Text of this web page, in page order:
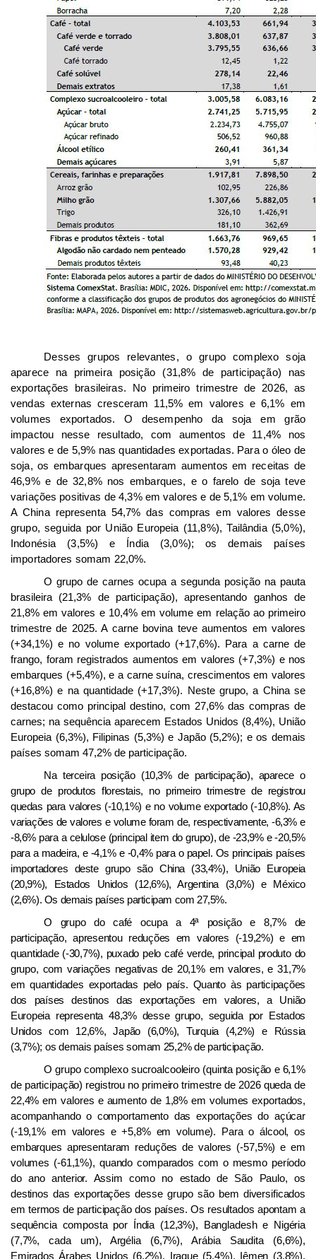
Desses grupos relevantes, o grupocomplexo soja
aparece na primeira posição (31,8% de participação) nas
exportações brasileiras. No primeiro trimestre de 2026, as
vendas externas cresceram 11,5% em valores e 6,1% em
volumes exportados. O desempenho da soja em grão
impactou nesse resultado, com aumentos de 11,4% nos
valores e de 5,9% nas quantidades exportadas. Para o óleo de
soja, os embarques apresentaram aumentos em receitas de
46,9% e de 32,8% nos embarques, eo farelo de soja teve
variações positivas de 4,3% em valores e de 5,1% em volume.
A China representa 54,7% das compras em valores desse
grupo, seguida por União Europeia (11,8%), Tailândia (5,0%),
Indonésia (3,5%) e Índia (3,0%); os demais países
importadores somam 22,0%.
O grupo de carnes ocupa a segunda posição na pauta
brasileira (21,3% de participação), apresentando ganhos de
21,8% em valores e 10,4% em volume em relação ao primeiro
trimestre de 2025.A carne bovina teve aumentos em valores
(+34,1%) e no volume exportado (+17,6%). Para a carne de
frango, foram registrados aumentos em valores (+7,3%) e nos
embarques (+5,4%), e a carne suína, crescimentos em valores
(+16,8%) e na quantidade (+17,3%). Neste grupo, a China se
destacou como principal destino, com 27,6% das compras de
carnes; na sequência aparecem Estados Unidos (8,4%), União
Europeia (6,3%), Filipinas (5,3%) e Japão (5,2%); e os demais
países somam 47,2% de participação.
Na terceira posição (10,3% de participação), aparece o
grupo de produtos florestais, no primeiro trimestre de registrou
quedas para valores (-10,1%) e no volume exportado (-10,8%). As
variações de valores e volume foram de, respectivamente, -6,3% e
-8,6% para a celulose (principal item do grupo), de -23,9% e -20,5%
para a madeira, e -4,1% e -0,4% para o papel. Os principais países
importadores deste grupo são China (33,4%), União Europeia
(20,9%), Estados Unidos (12,6%), Argentina (3,0%) e México
(2,6%). Os demais países participam com 27,5%.
O grupo do café ocupa a 4ª posição e 8,7% de
participação, apresentou reduções em valores (-19,2%) e em
quantidade(-30,7%), puxado pelo café verde, principal produto do
grupo, com variações negativas de 20,1% em valores, e 31,7%
em quantidades exportadas pelo país. Quanto às participações
dos países destinos das exportações em valores, a União
Europeia representa 48,3% desse grupo, seguida por Estados
Unidos com 12,6%, Japão (6,0%), Turquia (4,2%) e Rússia
(3,7%); os demais países somam 25,2% de participação.
O grupo complexo sucroalcooleiro (quinta posição e 6,1%
de participação) registrou no primeiro trimestre de 2026 queda de
22,4% em valores e aumento de 1,8% em volumes exportados,
acompanhando o comportamento das exportações do açúcar
(-19,1% em valores e +5,8% em volume). Para o álcool, os
embarques apresentaram reduções de valores (-57,5%) e em
volumes (-61,1%), quando comparados com o mesmo período
do ano anterior. Assim como no estado de São Paulo, os
destinos das exportações desse grupo são bem diversificados
em termos de participação dos países. Os resultados apontam a
sequência composta por Índia (12,3%), Bangladesh e Nigéria
(7,7%, cada um), Argélia (6,7%), Arábia Saudita (6,6%),
Emirados Árabes Unidos (6,2%), Iraque (5,4%), Iêmen (3,8%),